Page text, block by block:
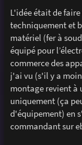
L'idée était de
techniquement et
matériel (fer à
équipé pour
commerce des
j'ai vu (s'il y a
montage revient à
uniquement (ça
d'équipement) en
commandant sur